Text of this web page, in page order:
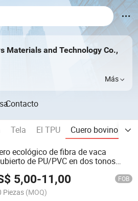
Materials and Technology Co.,
Más
Contacto
Tela El TPU Cuero bovino
ecológico de fibra de vaca
de PU/PVC en dos tonos
de asiento de silla, funda de
de coche
5,00-11,00 FOB
Piezas (MOQ)